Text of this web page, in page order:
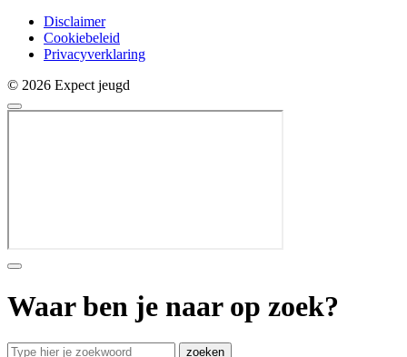
Disclaimer
Cookiebeleid
Privacyverklaring
© 2026 Expect jeugd
Waar ben je naar op zoek?
zoeken